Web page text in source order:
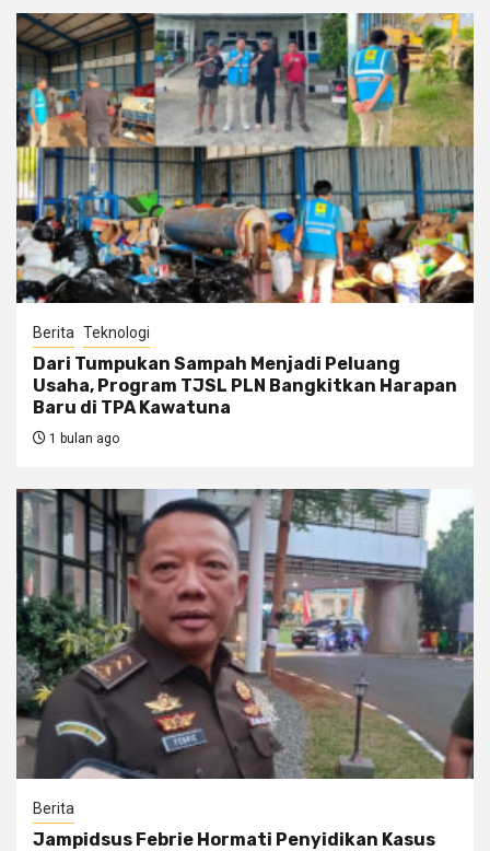
Berita Teknologi
Dari Tumpukan Sampah Menjadi Peluang
Usaha, Program TJSL PLN Bangkitkan Harapan
Baru di TPA Kawatuna
1 bulan ago
Berita
Jampidsus Febrie Hormati Penyidikan Kasus